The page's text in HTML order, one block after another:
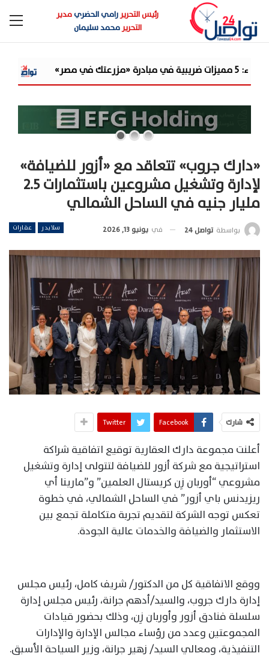
رئيس التحريررامي الحضريمدير
التحريرمحمد سليمان
«مرصد الذهب»: الكاش باك
«دارك جروب» تتعاقد مع «أزور للضيافة»
لإدارة وتشغيل مشروعين باستثمارات 2.5
مليار جنيه في الساحل الشمالي
سلايدر عقارات بواسطة تواصل 24 في يونيو 13, 2026
شارك Facebook
Twitter
أعلنت مجموعة دارك العقارية توقيع اتفاقية شراكة
استراتيجية مع شركة أزور للضيافة لتتولى إدارة وتشغيل
مشروعي “أوربان زِن كريستال العلمين” و”مارينا أي
ريزيدنس باي أزور” في الساحل الشمالي، في خطوة
تعكس توجه الشركة لتقديم تجربة متكاملة تجمع بين
الاستثمار والضيافة والخدمات عالية الجودة.
ووقع الاتفاقية كل من الدكتور/ شريف كامل، رئيس مجلس
إدارة دارك جروب، والسيد/أدهم جرانة، رئيس مجلس إدارة
سلسلة فنادق أزور وأوربان زِن، وذلك بحضور قيادات
المجموعتين وعدد من رؤساء مجالس الإدارة والإدارات
التنفيذية، ومعالي السيد/ زهير جرانة، وزير السياحة الأسبق.